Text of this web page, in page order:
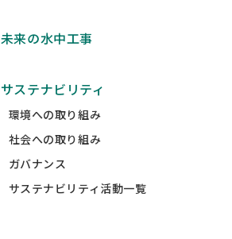
未来の水中工事
サステナビリティ
環境への取り組み
社会への取り組み
ガバナンス
サステナビリティ活動一覧